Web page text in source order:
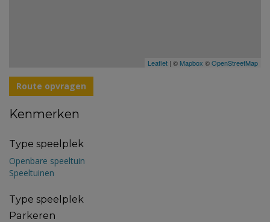
Leaflet | © Mapbox ©OpenStreetMap
Route opvragen
Kenmerken
Type speelplek
Openbare speeltuin
Speeltuinen
Type speelplek
Parkeren